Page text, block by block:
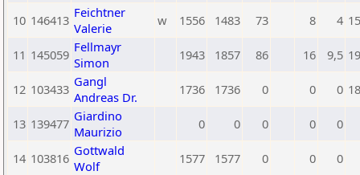
10 146413 Feichtner
Valerie
w 1556 1483 73 8 4
11 145059 Fellmayr
Simon
1943 1857 86 16 9,5
12 103433 Gangl
Andreas Dr.
1736 1736 0 0 0
13 139477 Giardino
Maurizio
0 0 0 0 0
14 103816 Gottwald
Wolf
1577 1577 0 0 0